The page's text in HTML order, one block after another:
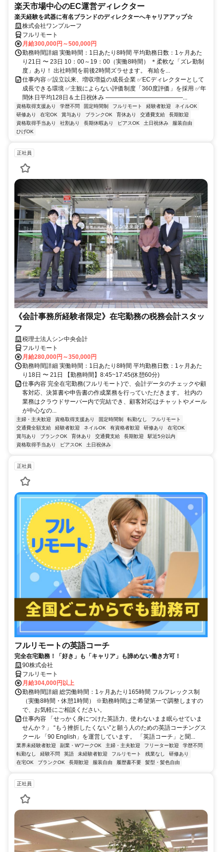
楽天市場中心のEC運営ディレクター
楽天経験を武器に有名ブランドのディレクターへキャリアアップ☆
株式会社ワンプルーフ
フルリモート
月給300,000円～500,000円
勤務時間詳細 実働時間：1日あたり8時間 平均勤務日数：1ヶ月あた
り21日 〜 23日 10：00～19：00（実働8時間） ＊柔軟な「ズレ勤制
度」あり！ 出社時間を前後2時間ズラせます。 有給を...
仕事内容 ✅設立以来、増収増益の成長企業 ✅ECディレクターとして
成長できる環境 ✅主観によらない評価制度「360度評価」を採用 ✅年
間休日平均128日＆土日祝休み ―――――――――――――...
資格取得支援あり 学歴不問 固定時間制 フルリモート 経験者歓迎
ネイルOK
研修あり
在宅OK 賞与あり ブランクOK 育休あり 交通費支給
長期歓迎
資格取得手当あり
社割あり 長期休暇あり ピアスOK 土日祝休み
服装自由
ひげOK
正社員
《会計事務所経験者限定》在宅勤務の税務会計スタッ
フ
税理士法人シン中央会計
フルリモート
月給280,000円～350,000円
勤務時間詳細 実働時間：1日あたり8時間 平均勤務日数：1ヶ月あた
り18日 〜 21日 【勤務時間】8:45~17:45(休憩60分)
仕事内容 完全在宅勤務(フルリモート)で、会計データのチェックや顧
客対応、決算書や申告書の作成業務を行っていただきます。 社内の
業務はクラウドサーバー内で完結でき、顧客対応はチャットやメール
が中心なの...
主婦・主夫歓迎 資格取得支援あり 固定時間制 転勤なし
フルリモート
交通費全額支給
経験者歓迎 ネイルOK 有資格者歓迎 研修あり
在宅OK
賞与あり
ブランクOK 育休あり 交通費支給 長期歓迎
駅近5分以内
資格取得手当あり
ピアスOK 土日祝休み
正社員
フルリモートの英語コーチ
完全在宅勤務！「好き」も「キャリア」も諦めない働き方可！
90株式会社
フルリモート
月給304,000円以上
勤務時間詳細 総労働時間：1ヶ月あたり165時間 フルフレックス制
（実働8時間・休憩1時間） ※勤務時間はご希望第一で調整しますの
で、お気軽にご相談ください。
仕事内容 「せっかく身につけた英語力、使わないまま眠らせていま
せんか？」 “もう挫折したくない”と願う人のための英語コーチングス
クール 「90 English」を運営しています。 「英語コーチ」と聞...
業界未経験者歓迎 副業・WワークOK 主婦・主夫歓迎 フリーター歓迎
学歴不問
転勤なし
経験不問 英語 未経験者歓迎 フルリモート 残業なし
研修あり
在宅OK
ブランクOK 長期歓迎 服装自由 履歴書不要 髪型・髪色自由
正社員